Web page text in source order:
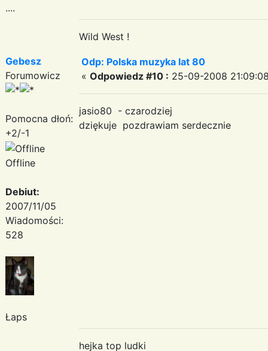
....
Wild West !
Gebesz
Forumowicz
Pomocna dłoń:
+2/-1
Offline
Debiut:
2007/11/05
Wiadomości:
528
Łaps
Odp: Polska muzyka lat 80
« Odpowiedz #10 : 25-09-2008
jasio80 - czarodziej
dziękuje pozdrawiam serdecznie
hejka top ludki